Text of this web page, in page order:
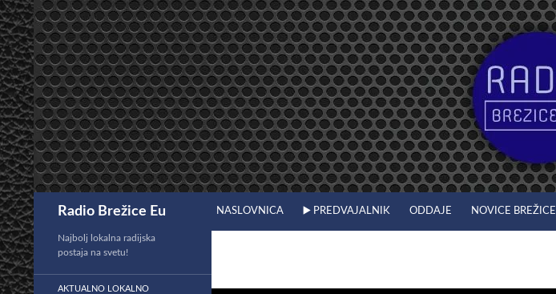
Preskoči
na
vsebino
Radio Brežice Eu NASLOVNICA ▶️ PREDVAJALNIK ODDAJE NOVICE BREŽICE
Najbolj lokalna radijska
postaja na svetu!
AKTUALNO LOKALNO